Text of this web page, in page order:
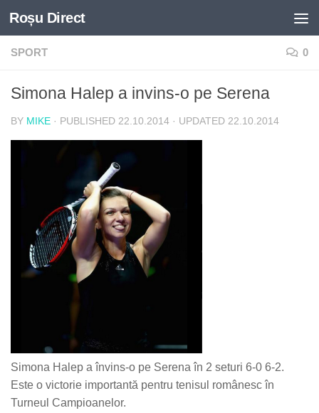
Skip to content
Roșu Direct
SPORT 0
Simona Halep a invins-o pe Serena
BY MIKE · PUBLISHED 22.10.2014 · UPDATED 22.10.2014
Simona Halep a învins-o pe Serena în 2 seturi 6-0 6-2.
Este o victorie importantă pentru tenisul românesc în
Turneul Campioanelor.